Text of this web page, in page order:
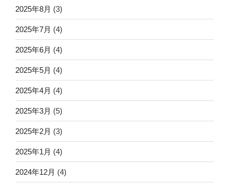
2025年8月 (3)
2025年7月 (4)
2025年6月 (4)
2025年5月 (4)
2025年4月 (4)
2025年3月 (5)
2025年2月 (3)
2025年1月 (4)
2024年12月 (4)